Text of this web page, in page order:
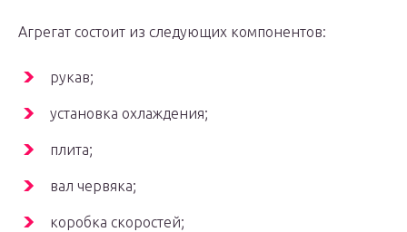
Агрегат состоит из следующих компонентов:
рукав;
установка охлаждения;
плита;
вал червяка;
коробка скоростей;